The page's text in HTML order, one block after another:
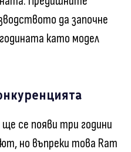
да започне
като модел
се появи три години
но въпреки това Ram